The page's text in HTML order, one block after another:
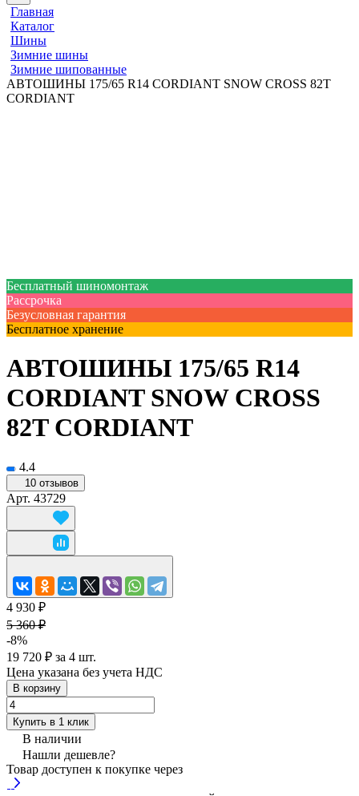
Главная
Каталог
Шины
Зимние шины
Зимние шипованные
АВТОШИНЫ 175/65 R14 CORDIANT SNOW CROSS 82T
CORDIANT
Бесплатный шиномонтаж
Рассрочка
Безусловная гарантия
Бесплатное хранение
АВТОШИНЫ 175/65 R14
CORDIANT SNOW CROSS
82T CORDIANT
4.4
10 отзывов
Арт. 43729
4 930 ₽
5 360 ₽
-8%
19 720 ₽ за 4 шт.
Цена указана без учета НДС
В корзину
Купить в 1 клик
В наличии
Нашли дешевле?
Товар доступен к покупке через